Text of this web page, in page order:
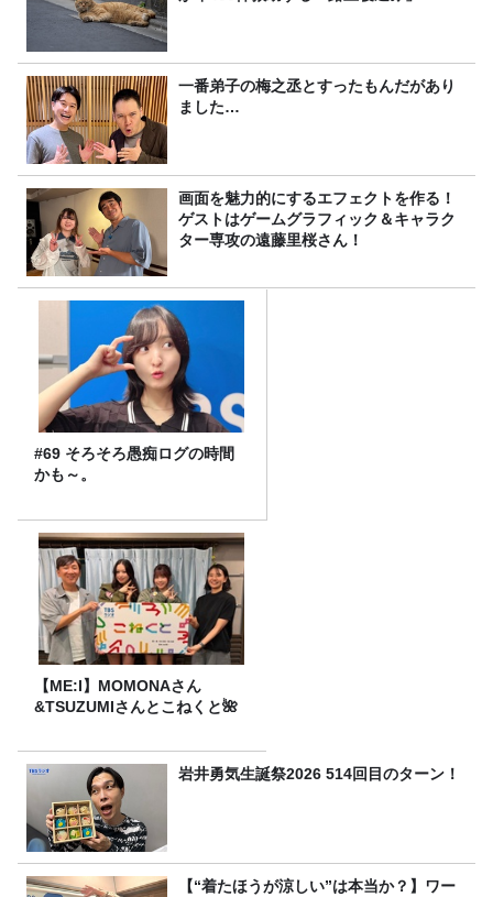
一番弟子の梅之丞とすったもんだがあり
ました…
画面を魅力的にするエフェクトを作る！
ゲストはゲームグラフィック＆キャラク
ター専攻の遠藤里桜さん！
#69 そろそろ愚痴ログの時間
かも～。
【ME:I】MOMONAさん
&TSUZUMIさんとこねくと🌺
岩井勇気生誕祭2026 514回目のターン！
【“着たほうが涼しい”は本当か？】ワー